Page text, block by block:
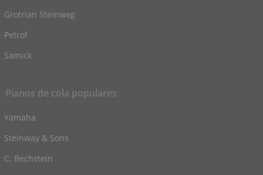
Grotrian Steinweg
Petrof
Samick
Pianos de cola populares
Yamaha
Steinway & Sons
C. Bechstein